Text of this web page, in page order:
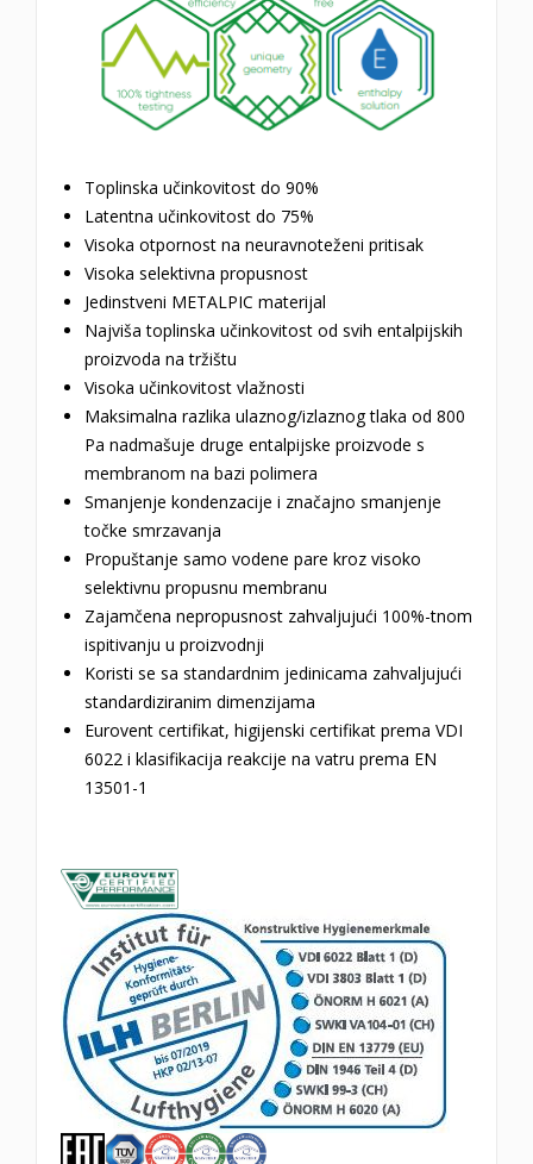
Toplinska učinkovitost do 90%
Latentna učinkovitost do 75%
Visoka otpornost na neuravnoteženi pritisak
Visoka selektivna propusnost
Jedinstveni METALPIC materijal
Najviša toplinska učinkovitost od svih entalpijskih
proizvoda na tržištu
Visoka učinkovitost vlažnosti
Maksimalna razlika ulaznog/izlaznog tlaka od 800
Pa nadmašuje druge entalpijske proizvode s
membranom na bazi polimera
Smanjenje kondenzacije i značajno smanjenje
točke smrzavanja
Propuštanje samo vodene pare kroz visoko
selektivnu propusnu membranu
Zajamčena nepropusnost zahvaljujući 100%-tnom
ispitivanju u proizvodnji
Koristi se sa standardnim jedinicama zahvaljujući
standardiziranim dimenzijama
Eurovent certifikat, higijenski certifikat prema VDI
6022 i klasifikacija reakcije na vatru prema EN
13501-1